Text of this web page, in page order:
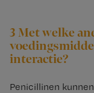
3 Met welke
interactie?
Penicillinen